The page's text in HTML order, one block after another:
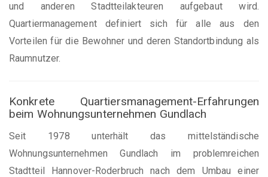
und anderen Stadtteilakteuren aufgebaut wird.
Quartiermanagement definiert sich für alle aus den
Vorteilen für die Bewohner und deren Standortbindung als
Raumnutzer.
Konkrete Quartiersmanagement-Erfahrungen
beim Wohnungsunternehmen Gundlach
Seit 1978 unterhält das mittelständische
Wohnungsunternehmen Gundlach im problemreichen
Stadtteil Hannover-Roderbruch nach dem Umbau einer